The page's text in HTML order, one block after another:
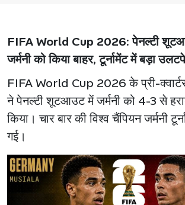
FIFA World Cup 2026: पेनल्टी
जर्मनी को किया बाहर, टूर्नामेंट में बड़ा
FIFA World Cup 2026 के प्री-
ने पेनल्टी शूटआउट में जर्मनी को 4-3 से
किया। चार बार की विश्व चैंपियन जर्मनी
गई।